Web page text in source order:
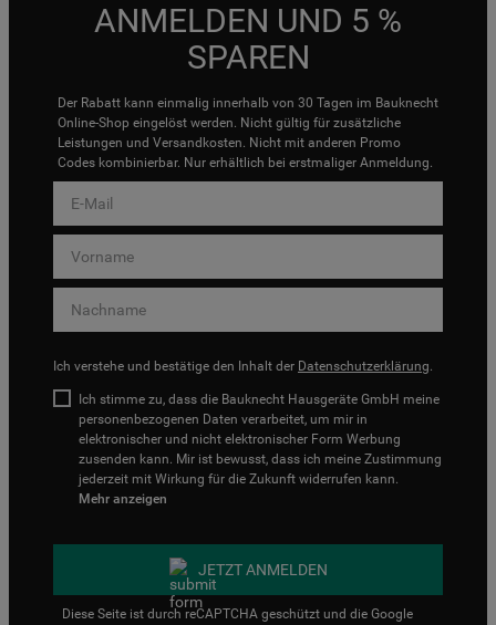
ANMELDEN UND 5 %
SPAREN
Der Rabatt kann einmalig innerhalb von 30 Tagen im Bauknecht
Online-Shop eingelöst werden. Nicht gültig für zusätzliche
Leistungen und Versandkosten. Nicht mit anderen Promo
Codes kombinierbar. Nur erhältlich bei erstmaliger Anmeldung.
Ich verstehe und bestätige den Inhalt der Datenschutzerklärung.
Ich stimme zu, dass die Bauknecht Hausgeräte GmbH meine
personenbezogenen Daten verarbeitet, um mir in
elektronischer und nicht elektronischer Form Werbung
zusenden kann. Mir ist bewusst, dass ich meine Zustimmung
jederzeit mit Wirkung für die Zukunft widerrufen kann.
Mehr anzeigen
JETZT ANMELDEN
Diese Seite ist durch reCAPTCHA geschützt und die Google